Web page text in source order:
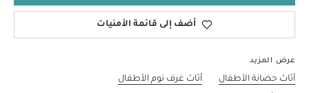
أضف إلى قائمة الأمنيات
عرض المزيد
أثاث حضانة الأطفال
أثاث غرف نوم الأطفال